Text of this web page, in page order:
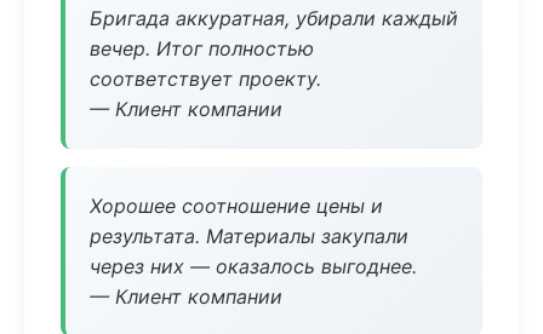
Бригада аккуратная, убирали каждый
вечер. Итог полностью
соответствует проекту.
— Клиент компании
Хорошее соотношение цены и
результата. Материалы закупали
через них — оказалось выгоднее.
— Клиент компании